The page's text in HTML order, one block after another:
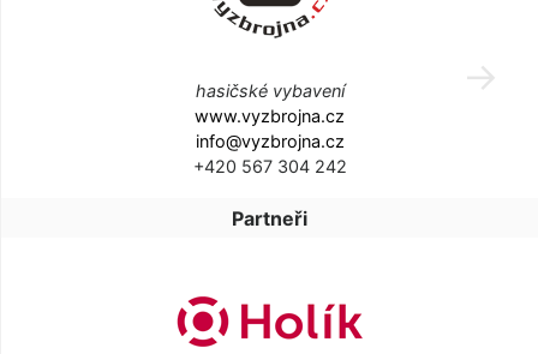
hasičské vybavení
www.vyzbrojna.cz
info@vyzbrojna.cz
+420 567 304 242
Partneři